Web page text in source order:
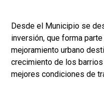
Desde el Municipio se
inversión, que forma
mejoramiento urbano
crecimiento de los
mejores condiciones de